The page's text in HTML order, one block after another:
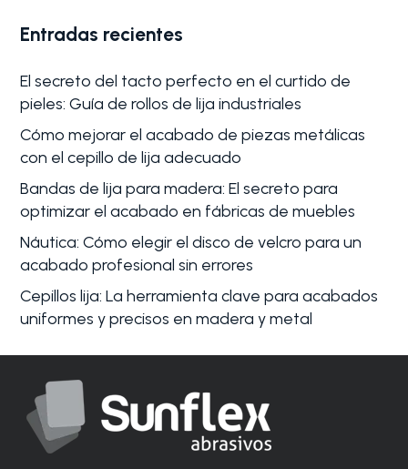
Entradas recientes
El secreto del tacto perfecto en el curtido de
pieles: Guía de rollos de lija industriales
Cómo mejorar el acabado de piezas metálicas
con el cepillo de lija adecuado
Bandas de lija para madera: El secreto para
optimizar el acabado en fábricas de muebles
Náutica: Cómo elegir el disco de velcro para un
acabado profesional sin errores
Cepillos lija: La herramienta clave para acabados
uniformes y precisos en madera y metal